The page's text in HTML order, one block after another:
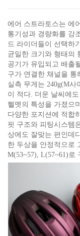
에어 스트라토스는 에
통기성과 경량화를 강
드 라이더들이 선택하
균일한 크기와 형태의
공기가 유입되고 배출
구가 연결한 채널을 통
실측 무게는 240g(M
이 적다. 더운 날씨에
헬멧의 특성을 가졌으
다양한 포지션에 적합
핏 구조와 피팅시스템
상에도 잘맞는 편인데
한 두상을 안정적으로
M(53~57), L(57~61)로